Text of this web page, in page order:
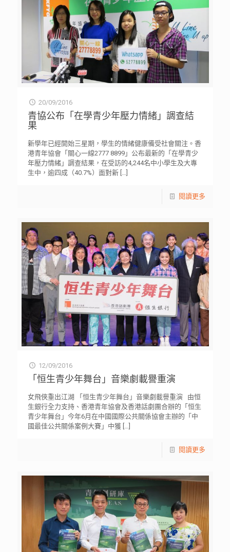
20/09/2016
青協公布「在學青少年壓力情緒」調查結
果
新學年已經開始三星期，學生的情緒健康備受社會關注。香
港青年協會「關心一線2777 8899」公布最新的「在學青少
年壓力情緒」調查結果，在受訪的4,244名中小學生及大專
生中，逾四成（40.7%）面對新[…]
閱讀更多
12/09/2016
「恒生青少年舞台」音樂劇載譽重演
女飛俠重出江湖 「恒生青少年舞台」音樂劇載譽重演 由恒
生銀行全力支持、香港青年協會及香港話劇團合辦的「恒生
青少年舞台」今年6月在中國國際公共關係協會主辦的「中
國最佳公共關係案例大賽」中獲[…]
閱讀更多